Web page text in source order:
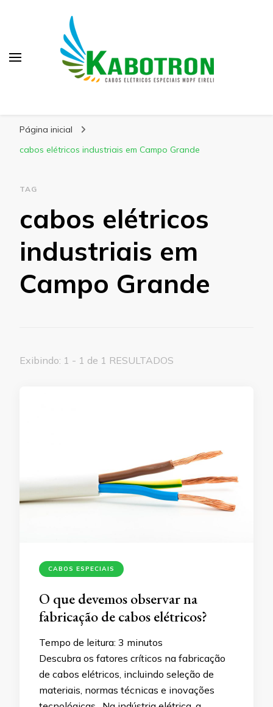
Página inicial
cabos elétricos industriais em Campo Grande
TAG
cabos elétricos
industriais em
Campo Grande
Exibindo: 1 - 1 de 1 RESULTADOS
CABOS ESPECIAIS
O que devemos observar na
fabricação de cabos elétricos?
Tempo de leitura: 3 minutos
Descubra os fatores críticos na fabricação
de cabos elétricos, incluindo seleção de
materiais, normas técnicas e inovações